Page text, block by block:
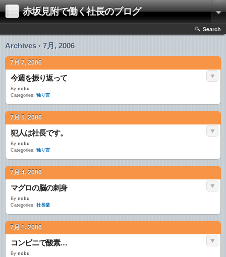
赤坂見附で働く社長のブログ
Search
Archives › 7月, 2006
7月 7, 2006
今週を振り返って
By nobu
Categories: 独り言
7月 5, 2006
犯人は社長です。
By nobu
Categories: 独り言
7月 4, 2006
マグロの脳の刺身
By nobu
Categories: 社長業
7月 1, 2006
コンビニで酸素…
By nobu